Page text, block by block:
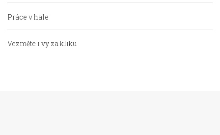
Práce v hale
Vezměte i vy za kliku